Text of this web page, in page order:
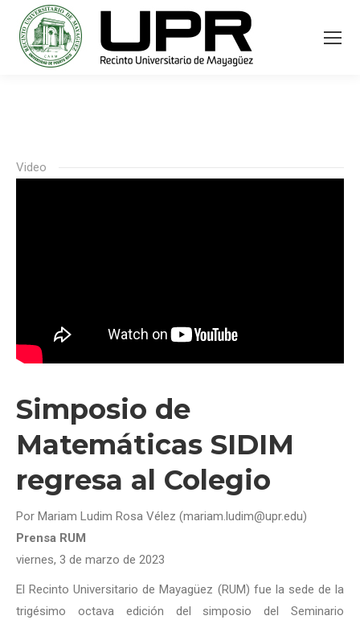
Video
Simposio de
Matemáticas SIDIM
regresa al Colegio
Por Mariam Ludim Rosa Vélez (mariam.ludim@upr.edu)
Prensa RUM
viernes, 3 de marzo de 2023
El Recinto Universitario de Mayagüez (RUM) fue la sede de la
trigésimo octava edición del simposio del Seminario